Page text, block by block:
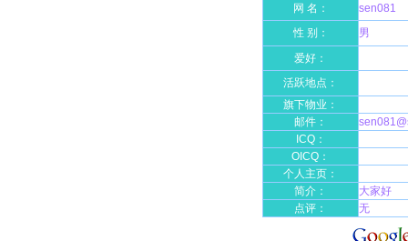
网 名：
sen081
性 别：
男
爱好：
活跃地点：
旗下物业：
邮件：
ICQ：
OICQ：
个人主页：
简介：
大家好
点评：
无